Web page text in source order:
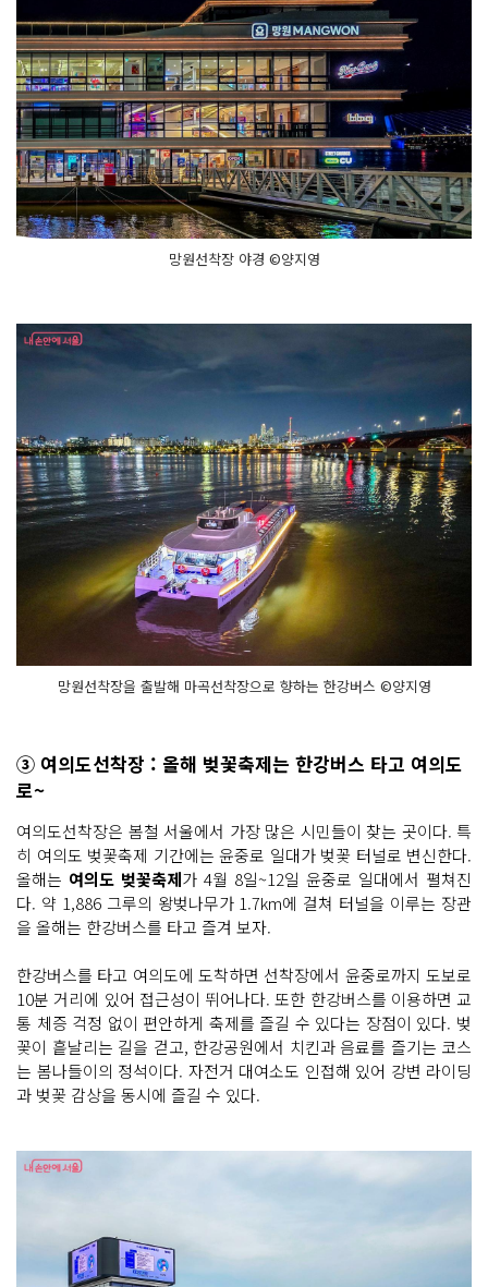
망원선착장 야경 ©양지영
망원선착장을 출발해 마곡선착장으로 향하는 한강버스 ©양지영
③ 여의도선착장 : 올해 벚꽃축제는 한강버스 타고 여의도
로~
여의도선착장은 봄철 서울에서 가장 많은 시민들이 찾는 곳이다. 특
히 여의도 벚꽃축제 기간에는 윤중로 일대가 벚꽃 터널로 변신한다.
올해는 여의도 벚꽃축제가 4월 8일~12일 윤중로 일대에서 펼쳐진
다. 약 1,886 그루의 왕벚나무가 1.7km에 걸쳐 터널을 이루는 장관
을 올해는 한강버스를 타고 즐겨 보자.
한강버스를 타고 여의도에 도착하면 선착장에서 윤중로까지 도보로
10분 거리에 있어 접근성이 뛰어나다. 또한 한강버스를 이용하면 교
통 체증 걱정 없이 편안하게 축제를 즐길 수 있다는 장점이 있다. 벚
꽃이 흩날리는 길을 걷고, 한강공원에서 치킨과 음료를 즐기는 코스
는 봄나들이의 정석이다. 자전거 대여소도 인접해 있어 강변 라이딩
과 벚꽃 감상을 동시에 즐길 수 있다.